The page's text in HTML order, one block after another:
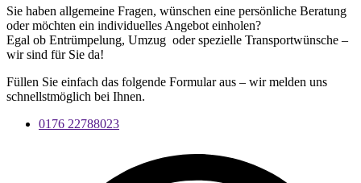
Sie haben allgemeine Fragen, wünschen eine persönliche Beratung
oder möchten ein individuelles Angebot einholen?
Egal ob Entrümpelung, Umzug oder spezielle Transportwünsche –
wir sind für Sie da!
Füllen Sie einfach das folgende Formular aus – wir melden uns
schnellstmöglich bei Ihnen.
0176 22788023